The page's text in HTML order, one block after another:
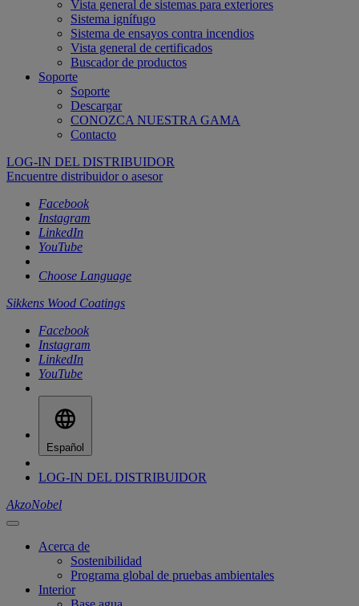
Vista general de sistemas para exteriores
Sistema ignífugo
Sistema de ensayos contra incendios
Vista general de certificados
Buscador de productos
Soporte
Soporte
Descargar
CONOZCA NUESTRA GAMA
Contacto
LOG-IN DEL DISTRIBUIDOR
Encuentre distribuidor o asesor
Facebook
Instagram
LinkedIn
YouTube
Choose Language
Sikkens Wood Coatings
Facebook
Instagram
LinkedIn
YouTube
Español
LOG-IN DEL DISTRIBUIDOR
AkzoNobel
Acerca de
Sostenibilidad
Programa global de pruebas ambientales
Interior